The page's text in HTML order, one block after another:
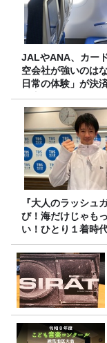
JALやANA、カー
空会社が強いのは
日常の体験」が決
理由
『大人のラッシュ
び！海だけじゃも
い！ひとり１着時